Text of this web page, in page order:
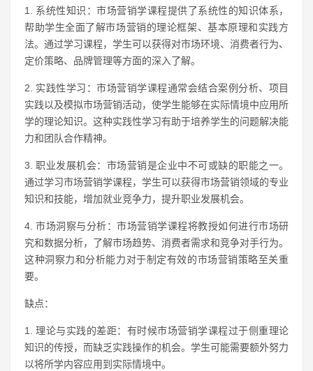
1. 系统性知识：市场营销学课程提供了系统性的知识体系，
帮助学生全面了解市场营销的理论框架、基本原理和实践方
法。通过学习课程，学生可以获得对市场环境、消费者行为、
定价策略、品牌管理等方面的深入了解。
2. 实践性学习：市场营销学课程通常会结合案例分析、项目
实践以及模拟市场营销活动，使学生能够在实际情境中应用所
学的理论知识。这种实践性学习有助于培养学生的问题解决能
力和团队合作精神。
3. 职业发展机会：市场营销是企业中不可或缺的职能之一。
通过学习市场营销学课程，学生可以获得市场营销领域的专业
知识和技能，增加就业竞争力，提升职业发展机会。
4. 市场洞察与分析：市场营销学课程将教授如何进行市场研
究和数据分析，了解市场趋势、消费者需求和竞争对手行为。
这种洞察力和分析能力对于制定有效的市场营销策略至关重
要。
缺点：
1. 理论与实践的差距：有时候市场营销学课程过于侧重理论
知识的传授，而缺乏实践操作的机会。学生可能需要额外努力
以将所学内容应用到实际情境中。